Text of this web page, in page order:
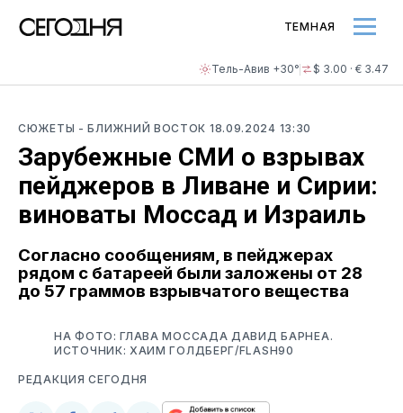
Тель-Авив +30° $ 3.00 · € 3.47
ТЕМНАЯ
СЮЖЕТЫ - БЛИЖНИЙ ВОСТОК 18.09.2024 13:30
Зарубежные СМИ о взрывах
пейджеров в Ливане и Сирии:
виноваты Моссад и Израиль
Согласно сообщениям, в пейджерах
рядом с батареей были заложены от 28
до 57 граммов взрывчатого вещества
НА ФОТО: ГЛАВА МОССАДА ДАВИД БАРНЕА.
ИСТОЧНИК: ХАИМ ГОЛДБЕРГ/FLASH90
РЕДАКЦИЯ СЕГОДНЯ